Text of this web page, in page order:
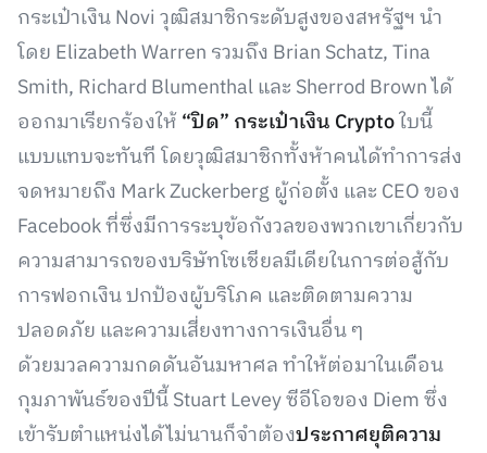
กระเป๋าเงิน Novi วุฒิสมาชิกระดับสูงของสหรัฐฯ นำ
โดย Elizabeth Warren รวมถึง Brian Schatz, Tina
Smith, Richard Blumenthal และ Sherrod Brown ได้
ออกมาเรียกร้องให้“ปิด” กระเป๋าเงิน Cryptoใบนี้
แบบแทบจะทันที โดยวุฒิสมาชิกทั้งห้าคนได้ทำการส่ง
จดหมายถึง Mark Zuckerberg ผู้ก่อตั้ง และ CEO ของ
Facebook ที่ซึ่งมีการระบุข้อกังวลของพวกเขาเกี่ยวกับ
ความสามารถของบริษัทโซเชียลมีเดียในการต่อสู้กับ
การฟอกเงิน ปกป้องผู้บริโภค และติดตามความ
ปลอดภัย และความเสี่ยงทางการเงินอื่น ๆ
ด้วยมวลความกดดันอันมหาศล ทำให้ต่อมาในเดือน
กุมภาพันธ์ของปีนี้ Stuart Levey ซีอีโอของ Diem ซึ่ง
เข้ารับตำแหน่งได้ไม่นานก็จำต้องประกาศยุติความ